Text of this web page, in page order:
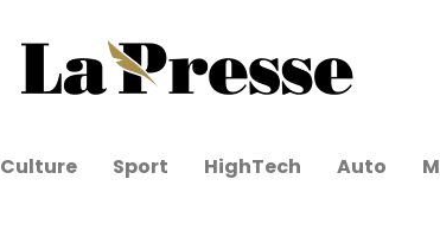
Culture Sport HighTech Auto